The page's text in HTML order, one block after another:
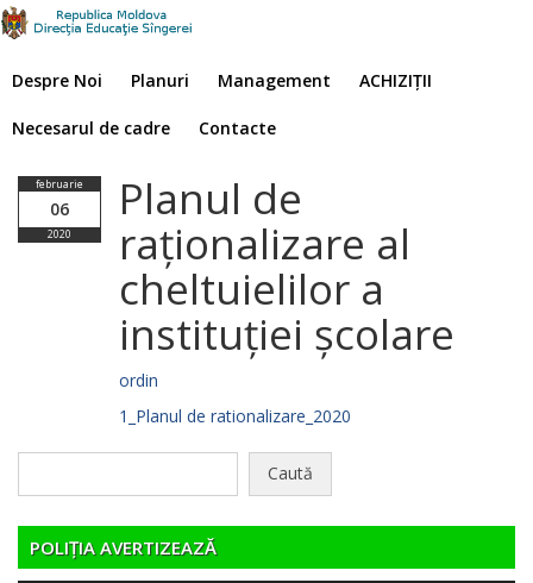
Despre Noi Planuri Management ACHIZIȚII
Necesarul de cadre Contacte
februarie
06
2020
Planul de
raționalizare al
cheltuielilor a
instituției școlare
ordin
1_Planul de rationalizare_2020
POLIȚIA AVERTIZEAZĂ